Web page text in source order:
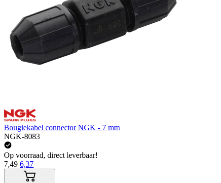
Bougiekabel connector NGK - 7 mm
NGK-8083
Op voorraad, direct leverbaar!
7,49 6,37